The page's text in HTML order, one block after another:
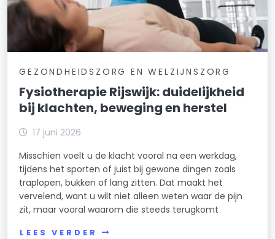
GEZONDHEIDSZORG EN WELZIJNSZORG
Fysiotherapie Rijswijk: duidelijkheid
bij klachten, beweging en herstel
17 juni 2026
Misschien voelt u de klacht vooral na een werkdag,
tijdens het sporten of juist bij gewone dingen zoals
traplopen, bukken of lang zitten. Dat maakt het
vervelend, want u wilt niet alleen weten waar de pijn
zit, maar vooral waarom die steeds terugkomt
LEES VERDER